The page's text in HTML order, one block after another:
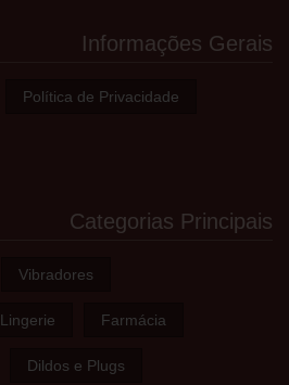
Informações Gerais
Política de Privacidade
Categorias Principais
Vibradores
Lingerie Farmácia
Dildos e Plugs